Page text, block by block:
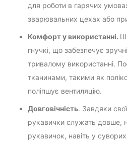
для роботи в гарячих
зварювальних цехах або
Комфорт у використанні.
гнучкі, що забезпечує
тривалому використанні.
тканинами, такими як
поліпшує вентиляцію.
Довговічність. Завдяки
рукавички служать довше,
рукавичок, навіть у